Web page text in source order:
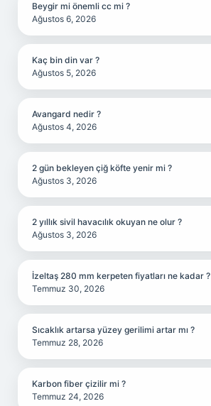
Beygir mi önemli cc mi ?
Ağustos 6, 2026
Kaç bin din var ?
Ağustos 5, 2026
Avangard nedir ?
Ağustos 4, 2026
2 gün bekleyen çiğ köfte yenir mi ?
Ağustos 3, 2026
2 yıllık sivil havacılık okuyan ne olur ?
Ağustos 3, 2026
İzeltaş 280 mm kerpeten fiyatları ne kadar ?
Temmuz 30, 2026
Sıcaklık artarsa yüzey gerilimi artar mı ?
Temmuz 28, 2026
Karbon fiber çizilir mi ?
Temmuz 24, 2026